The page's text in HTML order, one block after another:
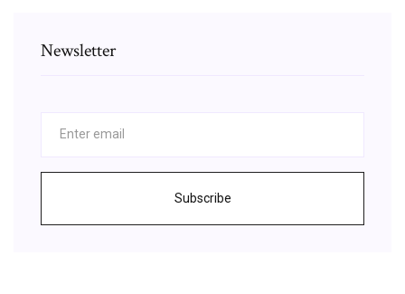
Newsletter
Subscribe